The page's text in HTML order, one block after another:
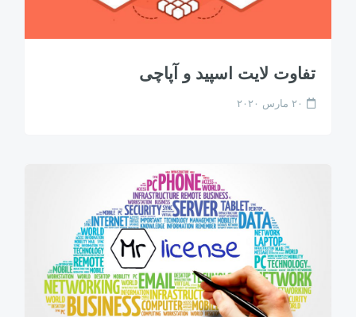
تفاوت لایت اسپید و آپاچی
۲۰ مارس ۲۰۲۰